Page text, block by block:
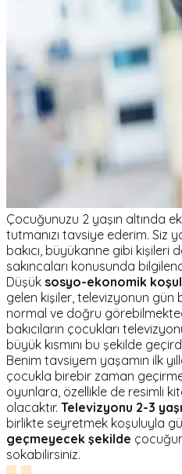
Çocuğunuzu 2 yaşın altında
tutmanızı tavsiye ederim. Siz
bakıcı, büyükanne gibi kişileri
sakıncaları konusunda
Düşük sosyo-ekonomik koşul
gelen kişiler, televizyonun gün
normal ve doğru
bakıcıların çocukları
büyük kısmını bu şekilde
Benim tavsiyem yaşamın ilk
çocukla birebir zaman
oyunlara, özellikle de resimli
olacaktır. Televizyonu 2-3
birlikte seyretmek koşuluyla
geçmeyecek şekilde
sokabilirsiniz.